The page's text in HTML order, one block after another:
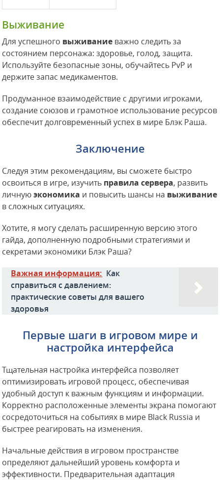
Выживание
Для успешного выживание важно следить за
состоянием персонажа: здоровье, голод, защита.
Используйте безопасные зоны, обучайтесь PvP и
держите запас медикаментов.
Продуманное взаимодействие с другими игроками,
создание союзов и грамотное использование ресурсов
обеспечит долговременный успех в мире Блэк Раша.
Заключение
Следуя этим рекомендациям, вы сможете быстро
освоиться в игре, изучить правила сервера, развить
личнуюэкономика и повысить шансы на выживание
в сложных ситуациях.
Хотите, я могу сделать расширенную версию этого
гайда, дополненную подробными стратегиями и
секретами экономики Блэк Раша?
Важная информация: Как
справиться с давлением:
практические советы для вашего
здоровья
Первые шаги в игровом мире и
настройка интерфейса
Тщательная настройка интерфейса позволяет
оптимизировать игровой процесс, обеспечивая
удобный доступ к важным функциям и информации.
Корректно расположенные элементы экрана помогают
сосредоточиться на событиях в мире Black Russia и
быстрее реагировать на изменения.
Начальные действия в игровом пространстве
определяют дальнейший уровень комфорта и
эффективности. Предварительная адаптация